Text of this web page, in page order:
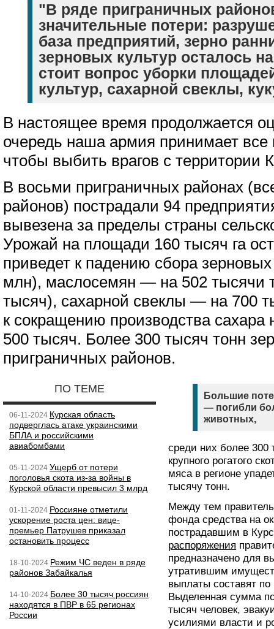
"В ряде приграничных
значительные потери:
база предприятий, зерно
зерновых культур осталось
стоит вопрос уборки
культур, сахарной свеклы,
В настоящее время продолжается
очередь наша армия принимает
чтобы выбить врагов с территории
В восьми приграничных районах
районов) пострадали 94
вывезена за пределы страны
Урожай на площади 160 тысяч га
приведет к падению сбора
млн), маслосемян — на 502 тысячи
тысяч), сахарной свеклы — на 700
к сокращению производства
500 тысяч. Более 300 тысяч тонн
приграничных районов.
ПО ТЕМЕ
06-11-2024 Курская область
подверглась атаке украинскими
БПЛА и российскими
авиабомбами
05-11-2024 Ущерб от потери
поголовья скота из-за войны в
Курской области превысил 3 млрд
01-11-2024 Россияне отметили
ускорение роста цен: вице-
премьер Патрушев приказал
остановить процесс
18-10-2024 Режим ЧС веден в ряде
районов Забайкалья
14-10-2024 Более 30 тысяч россиян
находятся в ПВР в 65 регионах
России
Большие
— погибли
животных,
среди них более 300
крупного рогатого
мяса в регионе
тысячу тонн.
Между тем
фонда средства на
пострадавшим в
распоряжения
предназначено для
утратившим
выплаты составят
Выделенная сумма
тысяч человек,
усилиями власти и